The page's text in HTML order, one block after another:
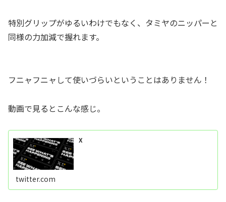
特別グリップがゆるいわけでもなく、タミヤのニッパーと
同様の力加減で握れます。
フニャフニャして使いづらいということはありません！
動画で見るとこんな感じ。
X
twitter.com